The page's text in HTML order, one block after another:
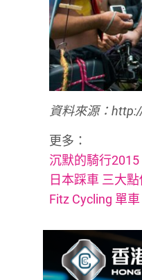
資料來源：
更多：
沉默的騎行2015
日本踩車 三大點
Fitz Cycling 單車